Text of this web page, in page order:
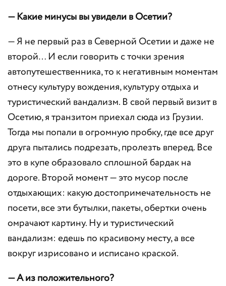
— Какие минусы вы увидели в Осетии?
— Я не первый раз в Северной Осетии и даже не
второй… И если говорить с точки зрения
автопутешественника, то к негативным моментам
отнесу культуру вождения, культуру отдыха и
туристический вандализм. В свой первый визит в
Осетию, я транзитом приехал сюда из Грузии.
Тогда мы попали в огромную пробку, где все друг
друга пытались подрезать, пролезть вперед. Все
это в купе образовало сплошной бардак на
дороге. Второй момент — это мусор после
отдыхающих: какую достопримечательность не
посети, все эти бутылки, пакеты, обертки очень
омрачают картину. Ну и туристический
вандализм: едешь по красивому месту, а все
вокруг изрисовано и исписано краской.
— А из положительного?